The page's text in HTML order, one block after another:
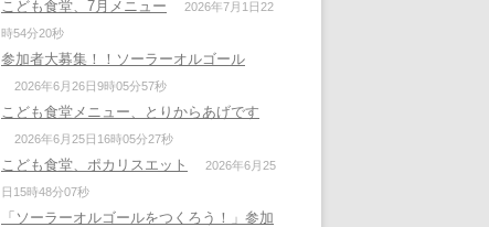
こども食堂、7月メニュー
2026年7月1日22
時54分20秒
参加者大募集！！ソーラーオルゴール
2026年6月26日9時05分57秒
こども食堂メニュー、とりからあげです
2026年6月25日16時05分27秒
こども食堂、ポカリスエット
2026年6月25
日15時48分07秒
「ソーラーオルゴールをつくろう！」参加